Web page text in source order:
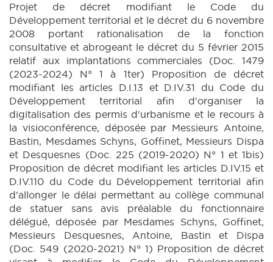
Projet de décret modifiant le Code du
Développement territorial et le décret du 6 novembre
2008 portant rationalisation de la fonction
consultative et abrogeant le décret du 5 février 2015
relatif aux implantations commerciales (Doc. 1479
(2023-2024) N° 1 à 1ter) Proposition de décret
modifiant les articles D.I.13 et D.IV.31 du Code du
Développement territorial afin d'organiser la
digitalisation des permis d'urbanisme et le recours à
la visioconférence, déposée par Messieurs Antoine,
Bastin, Mesdames Schyns, Goffinet, Messieurs Dispa
et Desquesnes (Doc. 225 (2019-2020) N° 1 et 1bis)
Proposition de décret modifiant les articles D.IV.15 et
D.IV.110 du Code du Développement territorial afin
d'allonger le délai permettant au collège communal
de statuer sans avis préalable du fonctionnaire
délégué, déposée par Mesdames Schyns, Goffinet,
Messieurs Desquesnes, Antoine, Bastin et Dispa
(Doc. 549 (2020-2021) N° 1) Proposition de décret